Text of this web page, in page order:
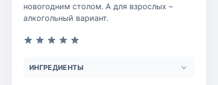
новогодним столом. А для взрослых –
алкогольный вариант.
ИНГРЕДИЕНТЫ